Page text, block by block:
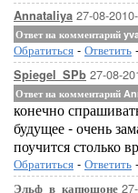
Annataliya 27-08-
Ответ на комментарий
Обратиться - Ответить -
Spiegel_SPb 27-08-
Ответ на комментарий
конечно
будущее - очень
поучится столько
Обратиться - Ответить -
Эльф_в_капюшоне